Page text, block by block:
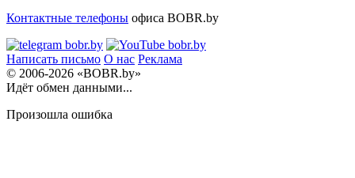
Контактные телефоны офиса BOBR.by
Написать письмо О нас Реклама
© 2006-2026 «BOBR.by»
Идёт обмен данными...
Произошла ошибка